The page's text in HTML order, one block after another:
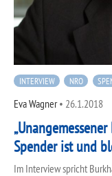
INTERVIEW NRO
Eva Wagner• 26.1.2018
Spender ist und
Im Interview spricht